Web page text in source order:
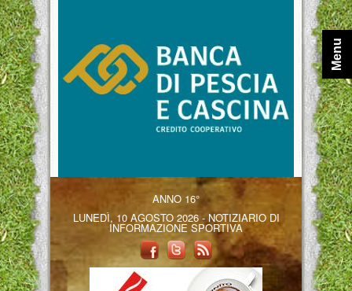
ANNO 16°
LUNEDÌ, 10 AGOSTO 2026 - NOTIZIARIO DI
INFORMAZIONE SPORTIVA
Menu